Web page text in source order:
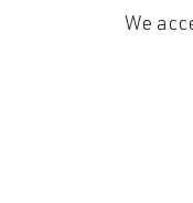
We